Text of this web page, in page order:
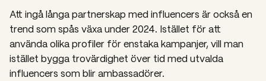
Att ingå långa partnerskap med influencers är också en
trend som spås växa under 2024. Istället för att
använda olika profiler för enstaka kampanjer, vill man
istället bygga trovärdighet över tid med utvalda
influencers som blir ambassadörer.